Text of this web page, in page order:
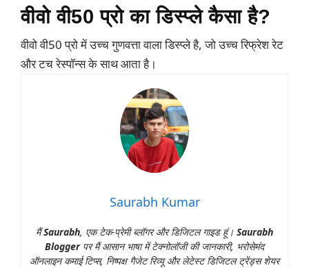
वीवो वी50 प्रो का डिस्प्ले कैसा है?
वीवो वी50 प्रो में उच्च गुणवत्ता वाला डिस्प्ले है, जो उच्च रिफ्रेश रेट
और टच रेस्पॉन्स के साथ आता है।
Saurabh Kumar
मैंSaurabh, एक टेक-प्रेमी ब्लॉगर और डिजिटल गाइड हूं। Saurabh
Bloggerपर मैं आसान भाषा में टेक्नोलॉजी की जानकारी, भरोसेमंद
ऑनलाइन कमाई टिप्स, निष्पक्ष गैजेट रिव्यू और लेटेस्ट डिजिटल ट्रेंड्स शेयर